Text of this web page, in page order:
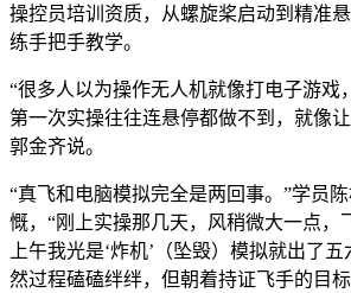
操控员培训资质，从螺旋桨启动到精准
练手把手教学。
“很多人以为操作无人机就像打电子游戏
第一次实操往往连悬停都做不到，就像
郭金齐说。
“真飞和电脑模拟完全是两回事。”学员
慨，“刚上实操那几天，风稍微大一点，
上午我光是‘炸机’（坠毁）模拟就出了
然过程磕磕绊绊，但朝着持证飞手的目